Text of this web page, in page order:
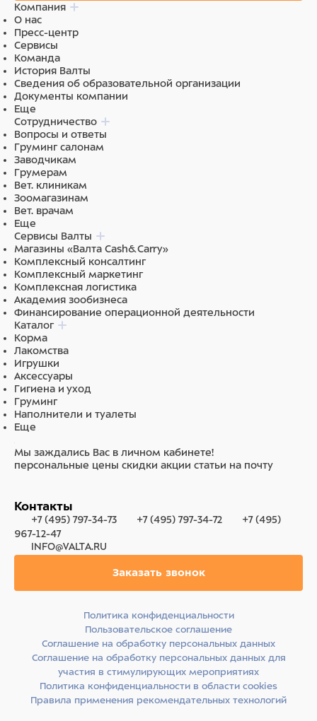
Компания
О нас
Пресс-центр
Сервисы
Команда
История Валты
Сведения об образовательной организации
Документы компании
Еще
Сотрудничество
Вопросы и ответы
Груминг салонам
Заводчикам
Грумерам
Вет. клиникам
Зоомагазинам
Вет. врачам
Еще
Сервисы Валты
Магазины «Валта Cash&Carry»
Комплексный консалтинг
Комплексный маркетинг
Комплексная логистика
Академия зообизнеса
Финансирование операционной деятельности
Каталог
Корма
Лакомства
Игрушки
Аксессуары
Гигиена и уход
Груминг
Наполнители и туалеты
Еще
Мы заждались Вас в личном кабинете!
персональные цены скидки акции статьи на почту
Контакты
+7 (495) 797-34-73 +7 (495) 797-34-72
+7 (495)
967-12-47
INFO@VALTA.RU
Заказать звонок
Политика конфиденциальности
Пользовательское соглашение
Соглашение на обработку персональных данных
Соглашение на обработку персональных данных для
участия в стимулирующих мероприятиях
Политика конфиденциальности в области cookies
Правила применения рекомендательных технологий